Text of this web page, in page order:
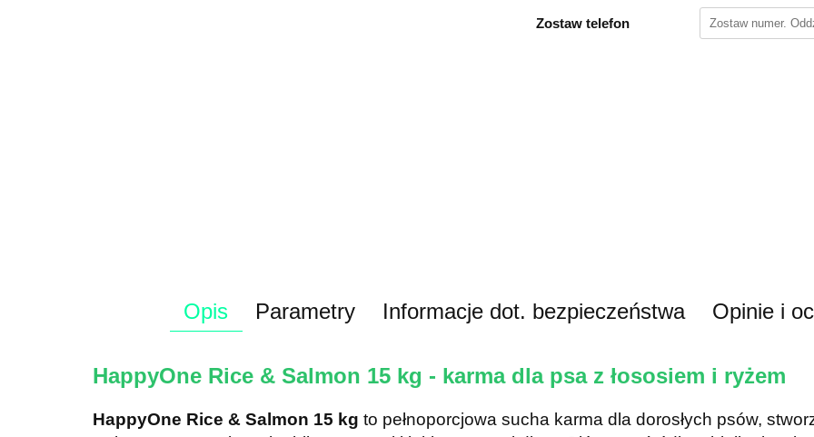
Zostaw telefon
Opis Parametry Informacje dot. bezpieczeństwa Opinie i
HappyOne Rice & Salmon 15 kg - karma dla psa z łososiem i ryżem
HappyOne Rice & Salmon 15 kg to pełnoporcjowa sucha karma dla dorosłych psów,